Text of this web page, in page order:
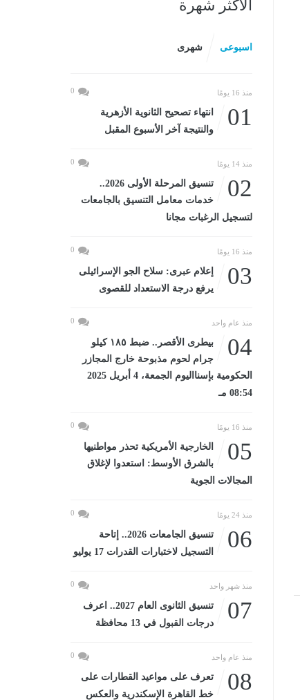
الأكثر شهرة
اسبوعى شهرى
منذ 16 يومًا 0
01
انتهاء تصحيح الثانوية الأزهرية
والنتيجة آخر الأسبوع المقبل
منذ 14 يومًا 0
02
تنسيق المرحلة الأولى 2026..
خدمات معامل التنسيق بالجامعات
لتسجيل الرغبات مجانا
منذ 16 يومًا 0
03
إعلام عبرى: سلاح الجو الإسرائيلى
يرفع درجة الاستعداد للقصوى
منذ عام واحد 0
04
بيطرى الأقصر.. ضبط ١٨٥ كيلو
جرام لحوم مذبوحة خارج المجازر
الحكومية بإسنااليوم الجمعة، 4 أبريل 2025
08:54 مـ
منذ 16 يومًا 0
05
الخارجية الأمريكية تحذر مواطنيها
بالشرق الأوسط: استعدوا لإغلاق
المجالات الجوية
منذ 24 يومًا 0
06
تنسيق الجامعات 2026.. إتاحة
التسجيل لاختبارات القدرات 17 يوليو
منذ شهر واحد 0
07
تنسيق الثانوى العام 2027.. اعرف
درجات القبول في 13 محافظة
منذ عام واحد 0
08
تعرف على مواعيد القطارات على
خط القاهرة الإسكندرية والعكس